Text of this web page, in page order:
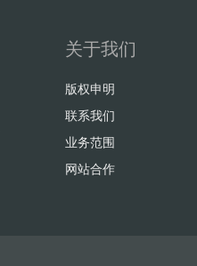
关于我们
版权申明
联系我们
业务范围
网站合作